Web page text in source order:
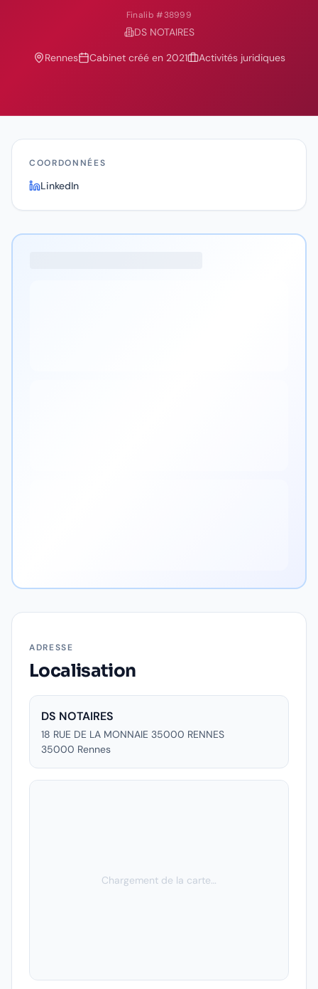
Finalib #38999
DS NOTAIRES
Rennes
Cabinet créé en 2021 Activités juridiques
ADRESSE
Localisation
DS NOTAIRES
18 RUE DE LA MONNAIE 35000 RENNES
35000 Rennes
Chargement de la carte…
COORDONNÉES
LinkedIn